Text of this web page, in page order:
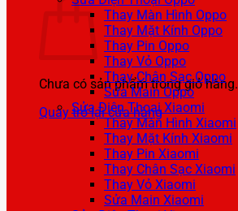
Chưa có sản phẩm trong giỏ hàng.
Quay trở lại cửa hàng
Thay Màn Hình Oppo
Thay Mặt Kính Oppo
Thay Pin Oppo
Thay Vỏ Oppo
Thay Chân Sạc Oppo
Sửa Main Oppo
Sửa Điện Thoại Xiaomi
Thay Màn Hình Xiaomi
Thay Mặt Kính Xiaomi
Thay Pin Xiaomi
Thay Chân Sạc Xiaomi
Thay Vỏ Xiaomi
Sửa Main Xiaomi